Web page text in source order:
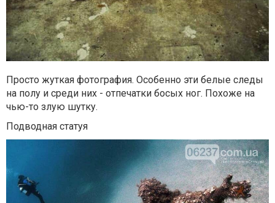
Просто жуткая фотография. Особенно эти белые следы
на полу и среди них - отпечатки босых ног. Похоже на
чью-то злую шутку.
Подводная статуя